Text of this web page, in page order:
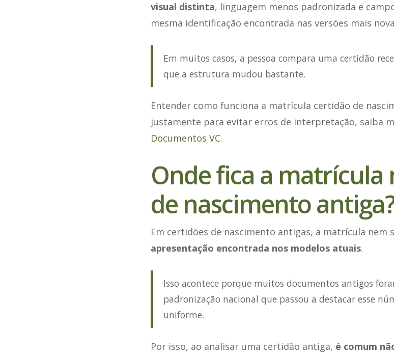
visual distinta, linguagem menos padronizada e
mesma identificação encontrada nas versões mais
Em muitos casos, a pessoa compara uma certidão
que a estrutura mudou bastante.
Entender como funciona a matrícula certidão de
justamente para evitar erros de interpretação, saiba
Documentos VC.
Onde fica a matrícula
de nascimento
Em certidões de nascimento antigas, a matrícula nem
apresentação encontrada nos modelos atuais.
Isso acontece porque muitos documentos antigos
padronização nacional que passou a destacar esse
uniforme.
Por isso, ao analisar uma certidão antiga, é comum